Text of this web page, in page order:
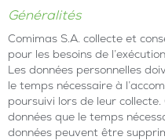
Généralités
Comimas S.A. collecte et
pour les besoins de
Les données personnelles
le temps nécessaire à
poursuivi lors de leur
données que le temps
données peuvent être